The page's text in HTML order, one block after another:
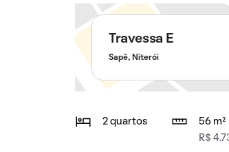
Travessa E
Sapê, Niterói
2 quartos
56 m²
R$